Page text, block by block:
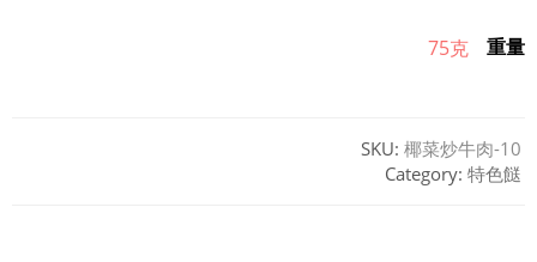
重量
75克
SKU: 椰菜炒牛肉-10
Category: 特色餸